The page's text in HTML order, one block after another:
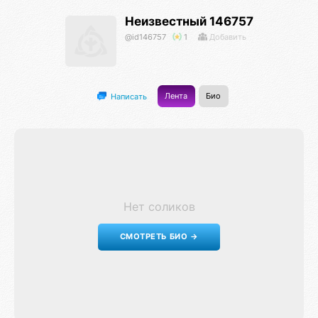
Неизвестный 146757
@id146757 1 Добавить
Написать Лента Био
Нет соликов
СМОТРЕТЬ БИО →